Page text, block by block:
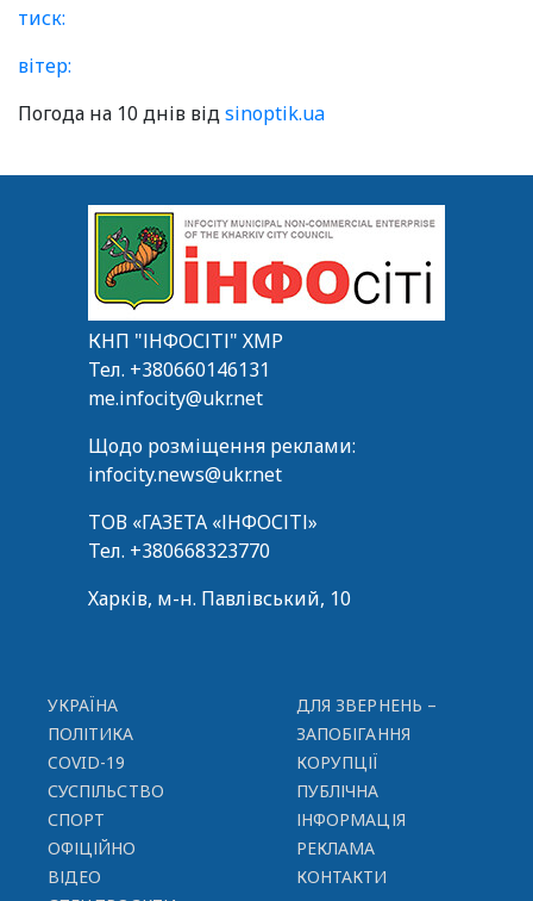
тиск:
вітер:
Погода на 10 днів відsinoptik.ua
КНП "ІНФОСІТІ" ХМР
Тел. +380660146131
me.infocity@ukr.net
Щодо розміщення реклами:
infocity.news@ukr.net
ТОВ «ГАЗЕТА «ІНФОСІТІ»
Тел. +380668323770
Харків, м-н. Павлівський, 10
УКРАЇНА
ПОЛІТИКА
COVID-19
СУСПІЛЬСТВО
СПОРТ
ОФІЦІЙНО
ВІДЕО
ДЛЯ ЗВЕРНЕНЬ –
ЗАПОБІГАННЯ
КОРУПЦІЇ
ПУБЛІЧНА
ІНФОРМАЦІЯ
РЕКЛАМА
КОНТАКТИ